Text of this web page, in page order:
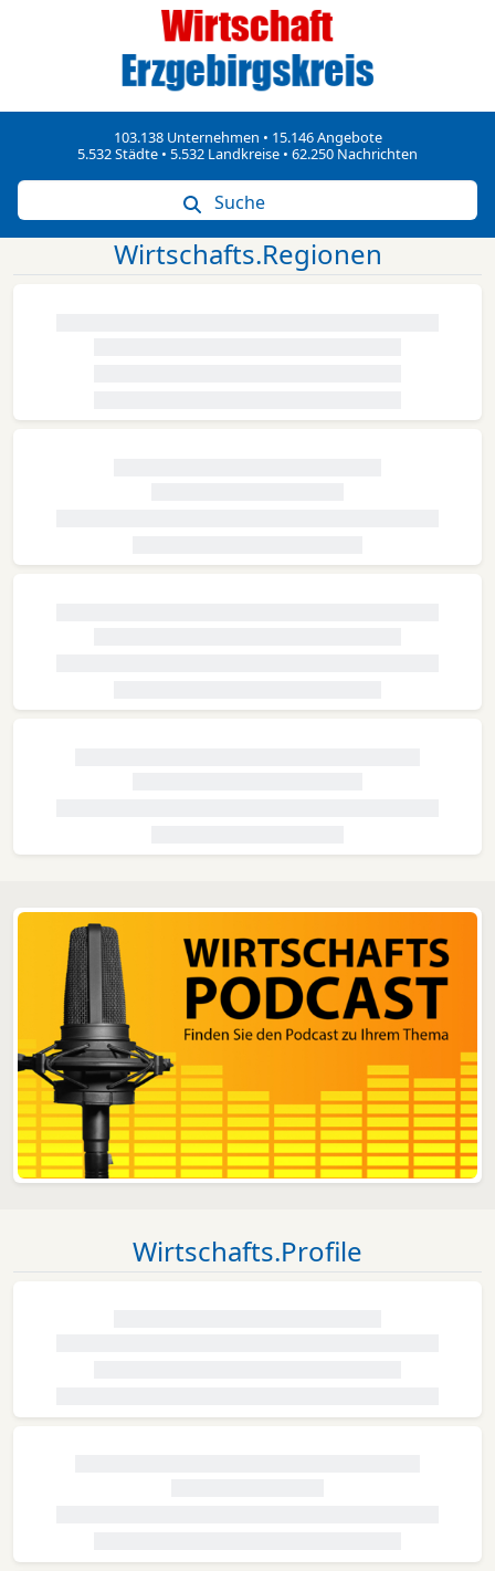
103.138 Unternehmen • 15.146 Angebote
5.532 Städte • 5.532 Landkreise • 62.250 Nachrichten
Suche
Wirtschafts.Regionen
Wirtschafts.Profile